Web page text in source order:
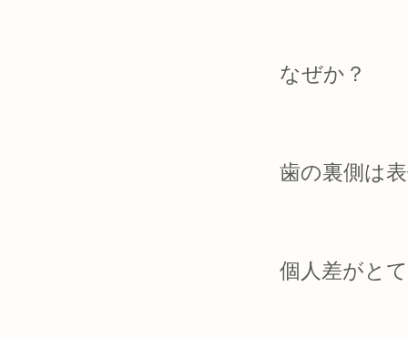
なぜか？
歯の裏側は
個人差がと